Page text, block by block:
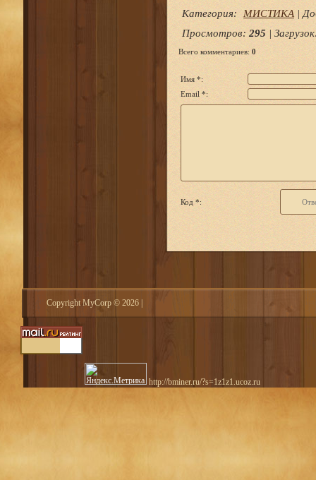
Категория: МИСТИКА |
Просмотров: 295 | Загрузок
Всего комментариев: 0
Имя *:
Email *:
Код *:
Copyright MyCorp © 2026
http://bminer.ru/?s=1z1z1.ucoz.ru